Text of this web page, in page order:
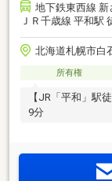
地下鉄東西線
ＪＲ千歳線 平和駅
北海道札幌市白
所有権
【JR「平和」駅
9分